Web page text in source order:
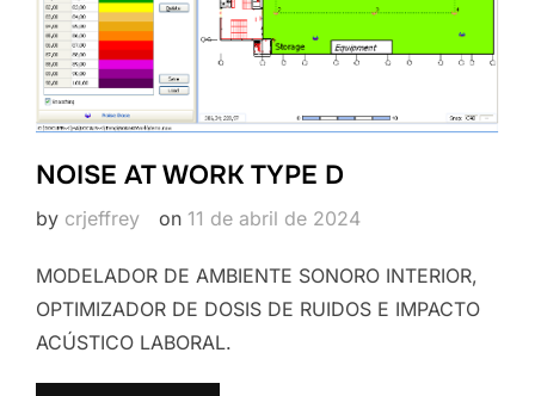
NOISE AT WORK TYPE D
by crjeffrey on 11 de abril de 2024
MODELADOR DE AMBIENTE SONORO INTERIOR,
OPTIMIZADOR DE DOSIS DE RUIDOS E IMPACTO
ACÚSTICO LABORAL.